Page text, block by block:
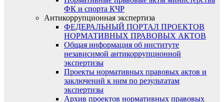
ФК и спорта КЧР
Антикоррупционная экспертиза
ФЕДЕРАЛЬНЫЙ ПОРТАЛ ПРОЕКТОВ
НОРМАТИВНЫХ ПРАВОВЫХ АКТОВ
Общая информация об институте
независимой антикоррупционной
экспертизы
Проекты нормативных правовых актов и
заключений к ним по результатам
экспертизы
Архив проектов нормативных правовых